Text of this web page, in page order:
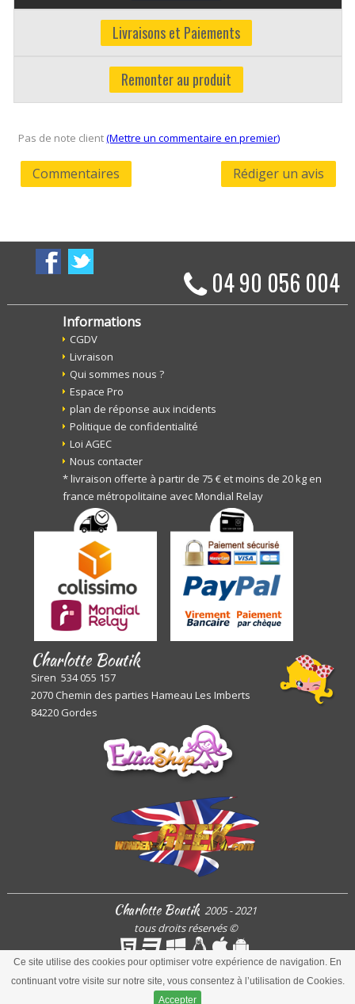
Ce site utilise des cookies pour optimiser votre expérience de navigation. En
continuant votre visite sur notre site, vous consentez à l’utilisation de Cookies.
Accepter
Livraisons et Paiements
Remonter au produit
Pas de note client(Mettre un commentaire en premier)
Commentaires Rédiger un avis
04 90 056 004
Informations
CGDV
Livraison
Qui sommes nous ?
Espace Pro
plan de réponse aux incidents
Politique de confidentialité
Loi AGEC
Nous contacter
* livraison offerte à partir de 75 € et moins de 20 kg en
france métropolitaine avec Mondial Relay
Charlotte Boutik
Siren 534 055 157
2070 Chemin des parties Hameau Les Imberts
84220 Gordes
Charlotte Boutik 2005 - 2021
tous droits réservés©
ARToisWEB